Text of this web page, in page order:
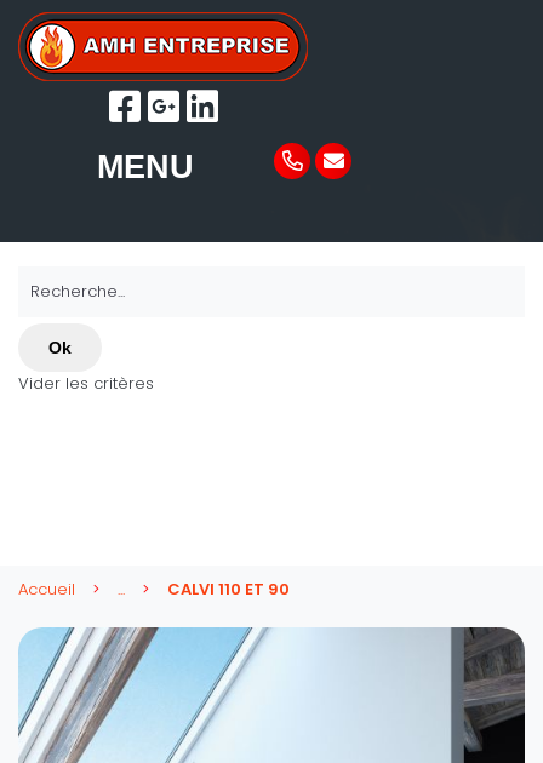
MENU
Recherche...
Ok
Vider les critères
Accueil ... CALVI 110 ET 90